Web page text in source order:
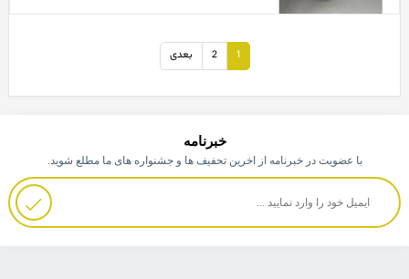
1
2 بعدی
خبرنامه
با عضویت در خبرنامه از اخرین تحفیف ها و جشنواره های ما مطلع شوید.